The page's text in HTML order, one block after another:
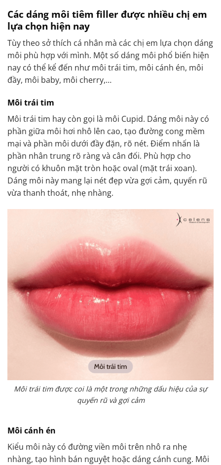
Các dáng môi tiêm filler được nhiều chị em
lựa chọn hiện nay
Tùy theo sở thích cá nhân mà các chị em lựa chọn dáng
môi phù hợp với mình. Một số dáng môi phổ biến hiện
nay có thể kể đến như môi trái tim, môi cánh én, môi
đầy, môi baby, môi cherry,…
Môi trái tim
Môi trái tim hay còn gọi là môi Cupid. Dáng môi này có
phần giữa môi hơi nhô lên cao, tạo đường cong mềm
mại và phần môi dưới đầy đặn, rõ nét. Điểm nhấn là
phần nhân trung rõ ràng và cân đối. Phù hợp cho
người có khuôn mặt tròn hoặc oval (mặt trái xoan).
Dáng môi này mang lại nét đẹp vừa gợi cảm, quyến rũ
vừa thanh thoát, nhẹ nhàng.
Môi trái tim được coi là một trong những dấu hiệu của sự
quyến rũ và gợi cảm
Môi cánh én
Kiểu môi này có đường viền môi trên nhô ra nhẹ
nhàng, tạo hình bán nguyệt hoặc dáng cánh cung. Môi